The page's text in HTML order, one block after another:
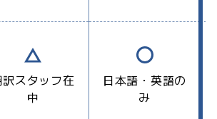
訳スタッフ在
中
日本語・英語の
み